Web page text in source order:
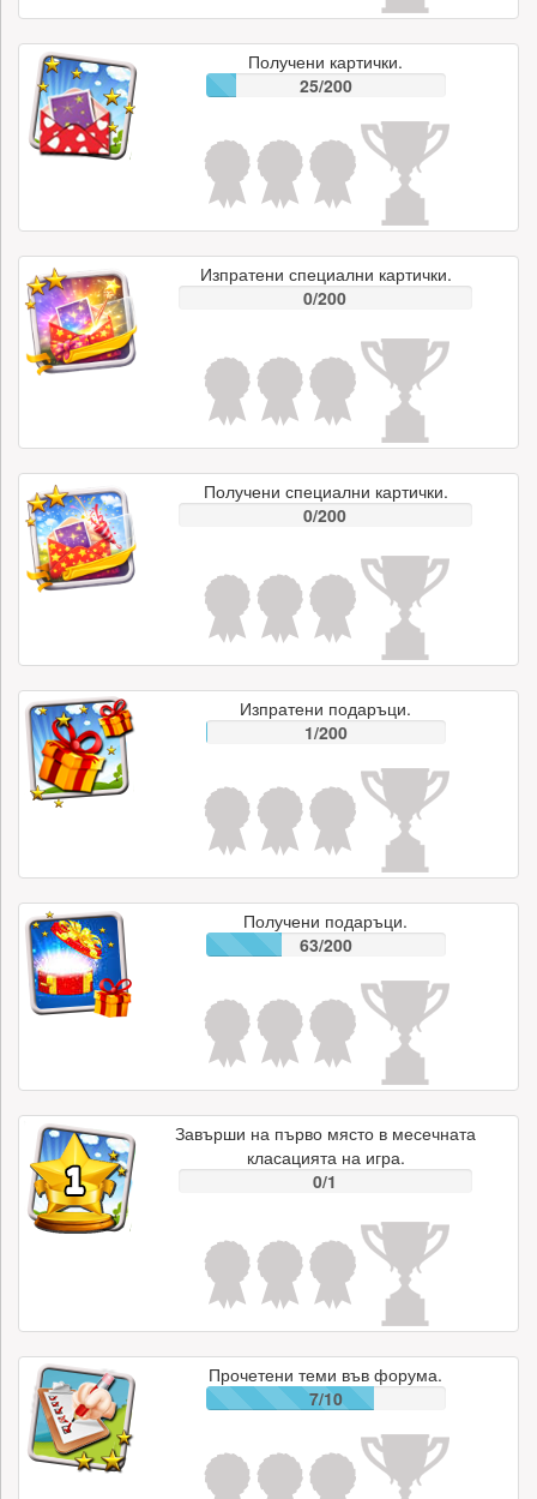
Получени картички.
25/200
Изпратени специални картички.
0/200
Получени специални картички.
0/200
Изпратени подаръци.
1/200
Получени подаръци.
63/200
Завърши на първо място в месечната
класацията на игра.
0/1
Прочетени теми във форума.
7/10